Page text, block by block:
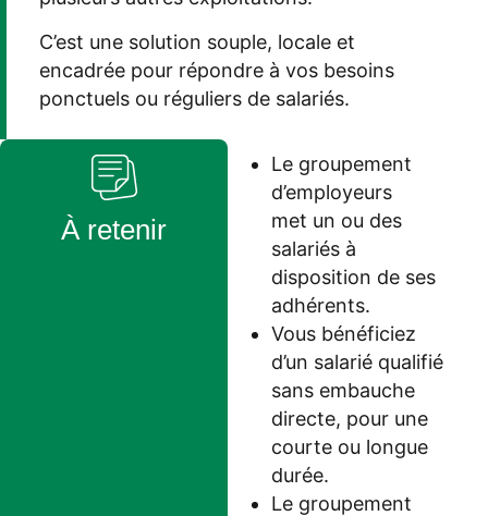
C’est une solution souple, locale et
encadrée pour répondre à vos besoins
ponctuels ou réguliers de salariés.
À retenir
Le groupement
d’employeurs
met un ou des
salariés à
disposition de ses
adhérents.
Vous bénéficiez
d’un salarié qualifié
sans embauche
directe, pour une
courte ou longue
durée.
Le groupement